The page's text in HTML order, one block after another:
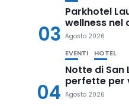
03
Parkhotel
wellness nel
Agosto 2026
04
EVENTI HOTEL
Notte di San
perfette per
Agosto 2026